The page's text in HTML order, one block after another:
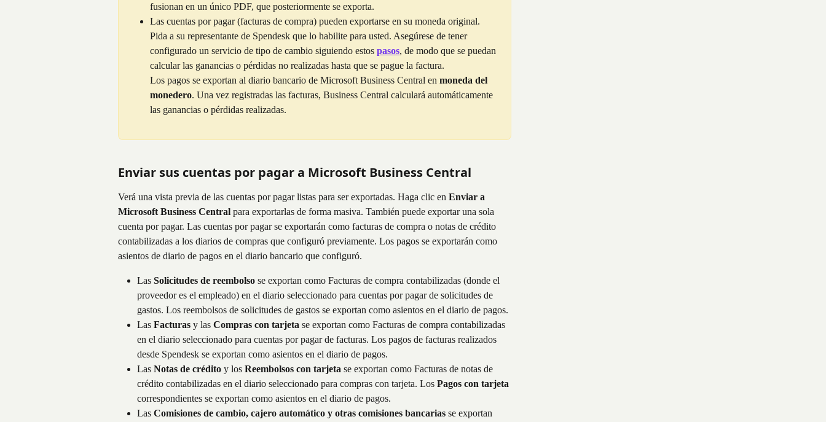
fusionan en un único PDF, que posteriormente se exporta.
Las cuentas por pagar (facturas de compra) pueden exportarse en su moneda original.
Pida a su representante de Spendesk que lo habilite para usted. Asegúrese de tener
configurado un servicio de tipo de cambio siguiendo estos pasos, de modo que se puedan
calcular las ganancias o pérdidas no realizadas hasta que se pague la factura.
Los pagos se exportan al diario bancario de Microsoft Business Central en moneda del
monedero. Una vez registradas las facturas, Business Central calculará automáticamente
las ganancias o pérdidas realizadas.
Enviar sus cuentas por pagar a Microsoft Business Central
Verá una vista previa de las cuentas por pagar listas para ser exportadas. Haga clic en Enviar a
Microsoft Business Central para exportarlas de forma masiva. También puede exportar una sola
cuenta por pagar. Las cuentas por pagar se exportarán como facturas de compra o notas de crédito
contabilizadas a los diarios de compras que configuró previamente. Los pagos se exportarán como
asientos de diario de pagos en el diario bancario que configuró.
Las Solicitudes de reembolso se exportan como Facturas de compra contabilizadas (donde el
proveedor es el empleado) en el diario seleccionado para cuentas por pagar de solicitudes de
gastos. Los reembolsos de solicitudes de gastos se exportan como asientos en el diario de pagos.
Las Facturas y las Compras con tarjeta se exportan como Facturas de compra contabilizadas
en el diario seleccionado para cuentas por pagar de facturas. Los pagos de facturas realizados
desde Spendesk se exportan como asientos en el diario de pagos.
Las Notas de crédito y los Reembolsos con tarjeta se exportan como Facturas de notas de
crédito contabilizadas en el diario seleccionado para compras con tarjeta. Los Pagos con tarjeta
correspondientes se exportan como asientos en el diario de pagos.
Las Comisiones de cambio, cajero automático y otras comisiones bancarias se exportan